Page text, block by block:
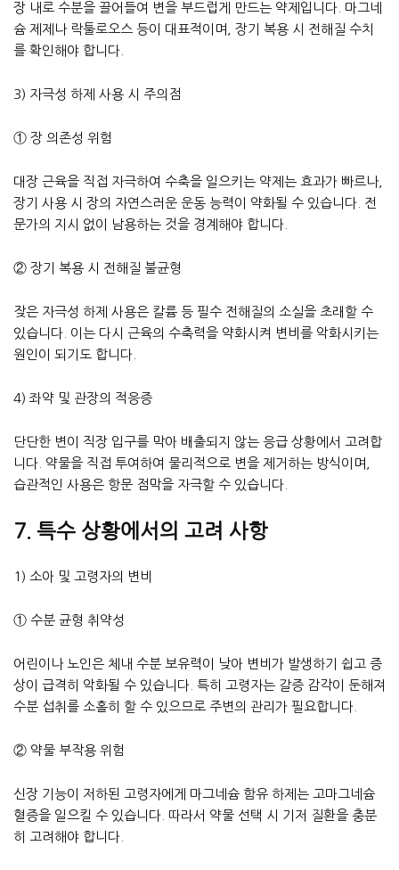
장 내로 수분을 끌어들여 변을 부드럽게 만드는 약제입니다. 마그네
슘 제제나 락툴로오스 등이 대표적이며, 장기 복용 시 전해질 수치
를 확인해야 합니다.
3) 자극성 하제 사용 시 주의점
① 장 의존성 위험
대장 근육을 직접 자극하여 수축을 일으키는 약제는 효과가 빠르나,
장기 사용 시 장의 자연스러운 운동 능력이 약화될 수 있습니다. 전
문가의 지시 없이 남용하는 것을 경계해야 합니다.
② 장기 복용 시 전해질 불균형
잦은 자극성 하제 사용은 칼륨 등 필수 전해질의 소실을 초래할 수
있습니다. 이는 다시 근육의 수축력을 약화시켜 변비를 악화시키는
원인이 되기도 합니다.
4) 좌약 및 관장의 적응증
단단한 변이 직장 입구를 막아 배출되지 않는 응급 상황에서 고려합
니다. 약물을 직접 투여하여 물리적으로 변을 제거하는 방식이며,
습관적인 사용은 항문 점막을 자극할 수 있습니다.
7. 특수 상황에서의 고려 사항
1) 소아 및 고령자의 변비
① 수분 균형 취약성
어린이나 노인은 체내 수분 보유력이 낮아 변비가 발생하기 쉽고 증
상이 급격히 악화될 수 있습니다. 특히 고령자는 갈증 감각이 둔해져
수분 섭취를 소홀히 할 수 있으므로 주변의 관리가 필요합니다.
② 약물 부작용 위험
신장 기능이 저하된 고령자에게 마그네슘 함유 하제는 고마그네슘
혈증을 일으킬 수 있습니다. 따라서 약물 선택 시 기저 질환을 충분
히 고려해야 합니다.